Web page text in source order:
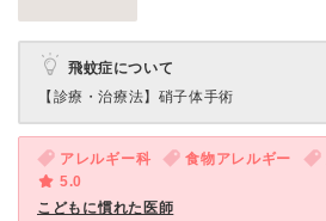
飛蚊症について
【診療・治療法】 硝子体手術
アレルギー科 食物アレルギー
5.0
こどもに慣れた医師